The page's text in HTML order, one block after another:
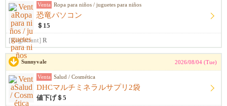
Venta Ropa para niños / juguetes para niños
恐竜パソコン
＄15
[Registrant] R
Sunnyvale 2026/08/04 (Tue)
Venta Salud / Cosmética
DHCマルチミネラルサプリ2袋
値下げ＄5